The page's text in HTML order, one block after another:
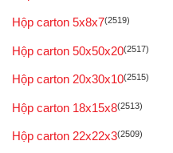
Hộp carton 5x8x7(2519)
Hộp carton 50x50x20(2517)
Hộp carton 20x30x10(2515)
Hộp carton 18x15x8(2513)
Hộp carton 22x22x3(2509)